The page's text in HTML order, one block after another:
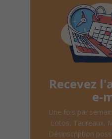
Recevez
e-
Une fois par
Lotos, Taureaux,
Désinscription